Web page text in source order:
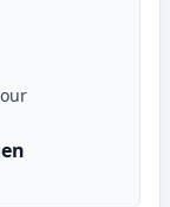
PGI-525 & CLI-